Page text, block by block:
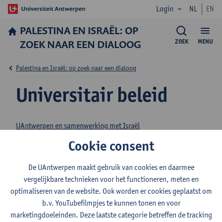
Login NL EN
PALESTINA EN ISRAËL: OP
ZOEK NAAR EEN DIALOOG
MENU
ZOEK
Universitair beleid
Palestina en Israël: op zoek naar een dialoog
UAntwerpen en samenwerking met Israël
Besluiten inzake samenwerkingen
Lees meer over de beslissingen van de universiteit over
samenwerking met Israëlische instellingen.
Alle beslissingen over onderzoekssamenwerking worden
Cookie consent
De UAntwerpen maakt gebruik van cookies en daarmee
vergelijkbare technieken voor het functioneren, meten en
optimaliseren van de website. Ook worden er cookies geplaatst om
b.v. YouTubefilmpjes te kunnen tonen en voor
marketingdoeleinden. Deze laatste categorie betreffen de tracking